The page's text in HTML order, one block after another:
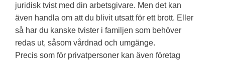
juridisk tvist med din arbetsgivare. Men det kan
även handla om att du blivit utsatt för ett brott. Eller
så har du kanske tvister i familjen som behöver
redas ut, såsom vårdnad och umgänge.
Precis som för privatpersoner kan även företag